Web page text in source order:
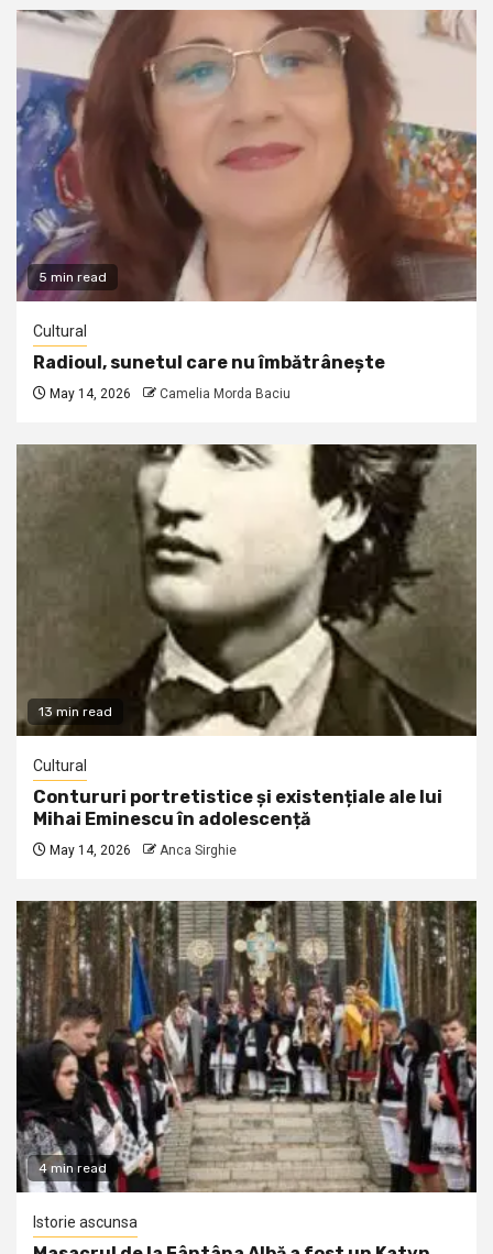
5 min read
Cultural
Radioul, sunetul care nu îmbătrânește
May 14, 2026 Camelia Morda Baciu
13 min read
Cultural
Contururi portretistice și existențiale ale lui
Mihai Eminescu în adolescență
May 14, 2026 Anca Sirghie
4 min read
Istorie ascunsa